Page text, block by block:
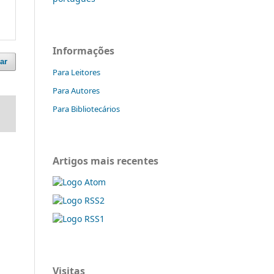
Informações
Para Leitores
Para Autores
Para Bibliotecários
Artigos mais recentes
Visitas